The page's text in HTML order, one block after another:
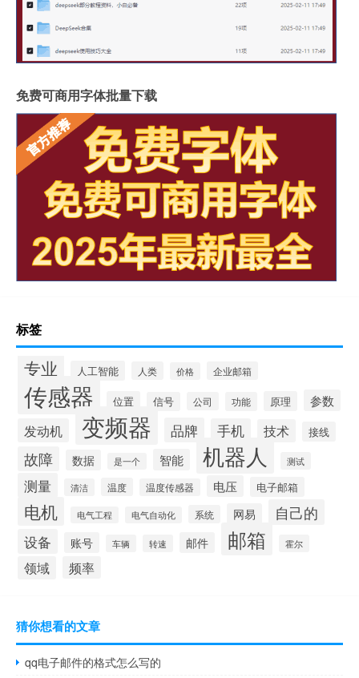
免费可商用字体批量下载
标签
专业 人工智能 人类 价格 企业邮箱
传感器 位置 信号 公司 功能 原理 参数
发动机 变频器 品牌 手机 技术 接线
故障 数据 是一个 智能 机器人 测试
测量 清洁 温度 温度传感器 电压 电子邮箱
电机 电气工程 电气自动化 系统 网易 自己的
设备 账号 车辆 转速 邮件 邮箱 霍尔
领域 频率
猜你想看的文章
qq电子邮件的格式怎么写的